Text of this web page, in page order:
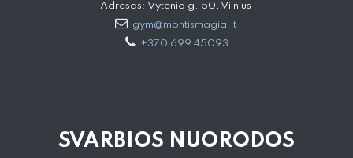
Adresas: Vytenio g. 50, Vilnius
gym@montismagia.lt
+370 699 45093
SVARBIOS NUORODOS